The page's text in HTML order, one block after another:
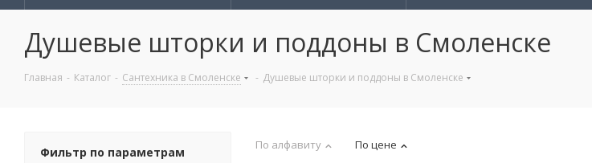
Душевые шторки и поддоны в Смоленске
Главная - Каталог - Сантехника в Смоленске - Душевые шторки и поддоны в Смоленске
По алфавиту По цене
Фильтр по параметрам